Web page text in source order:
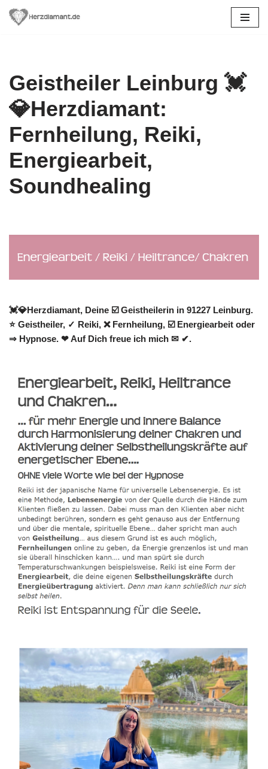
Geistheiler Leinburg 💓️
💎Herzdiamant:
Fernheilung, Reiki,
Energiearbeit,
Soundhealing
💓️💎Herzdiamant, Deine ☑️ Geistheilerin in 91227 Leinburg.
⭐ Geistheiler, ✓ Reiki, ❌ Fernheilung, ☑️ Energiearbeit oder
⇒ Hypnose. ❤ Auf Dich freue ich mich ✉ ✔.